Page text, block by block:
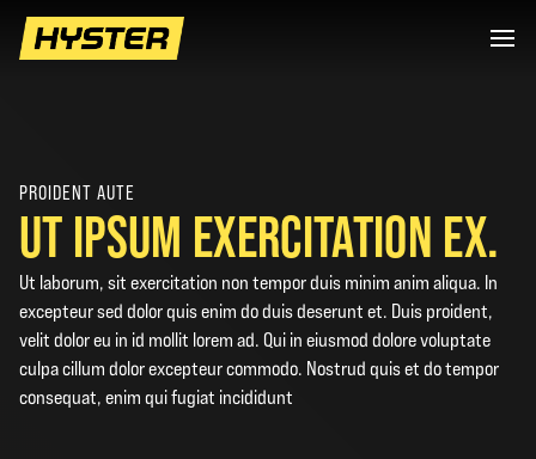
PROIDENT AUTE
UT IPSUM EXERCITATION EX.
Ut laborum, sit exercitation non tempor duis minim anim aliqua. In
excepteur sed dolor quis enim do duis deserunt et. Duis proident,
velit dolor eu in id mollit lorem ad. Qui in eiusmod dolore voluptate
culpa cillum dolor excepteur commodo. Nostrud quis et do tempor
consequat, enim qui fugiat incididunt